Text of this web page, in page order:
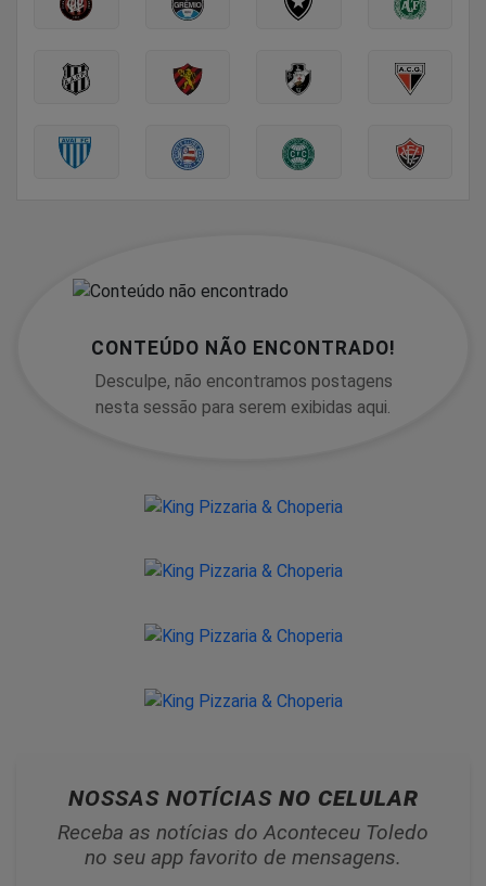
CONTEÚDO NÃO ENCONTRADO!
Desculpe, não encontramos postagens
nesta sessão para serem exibidas aqui.
NOSSAS NOTÍCIAS NO CELULAR
Receba as notícias do Aconteceu Toledo
no seu app favorito de mensagens.